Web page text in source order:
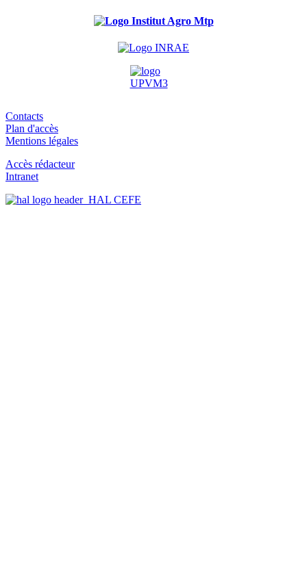
Contacts
Plan d'accès
Mentions légales
Accès rédacteur
Intranet
HAL CEFE